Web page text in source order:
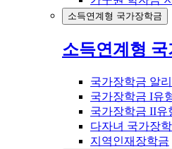
소득연계형 국가장학금
소득연계형
국가장학금 알리
국가장학금 I유
국가장학금 II유
다자녀 국가장
지역인재장학금